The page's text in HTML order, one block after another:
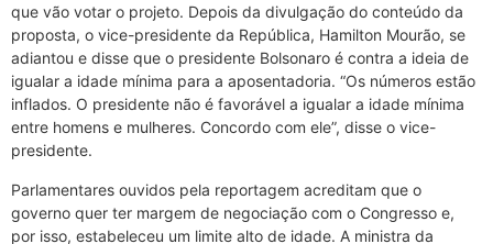
que vão votar o projeto. Depois da divulgação do conteúdo da
proposta, o vice-presidente da República, Hamilton Mourão, se
adiantou e disse que o presidente Bolsonaro é contra a ideia de
igualar a idade mínima para a aposentadoria. “Os números estão
inflados. O presidente não é favorável a igualar a idade mínima
entre homens e mulheres. Concordo com ele”, disse o vice-
presidente.
Parlamentares ouvidos pela reportagem acreditam que o
governo quer ter margem de negociação com o Congresso e,
por isso, estabeleceu um limite alto de idade. A ministra da